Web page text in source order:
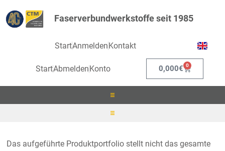
Faserverbundwerkstoffe seit 1985
StartAnmeldenKontakt
StartAbmelden Konto 0,000€ 0
Infusionieren
Das aufgeführte Produktportfolio stellt nicht das gesamte